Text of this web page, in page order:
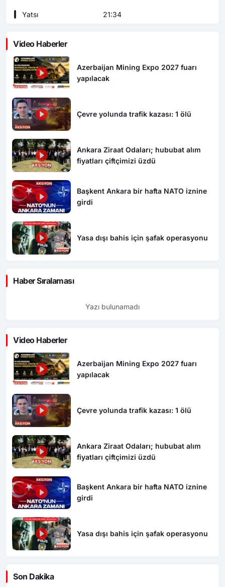
Yatsı 21:34
Video Haberler
Azerbaijan Mining Expo 2027 fuarı
yapılacak
Çevre yolunda trafik kazası: 1 ölü
Ankara Ziraat Odaları; hububat alım
fiyatları çiftçimizi üzdü
Başkent Ankara bir hafta NATO iznine
girdi
Yasa dışı bahis için şafak operasyonu
Haber Sıralaması
Yazı bulunamadı
Video Haberler
Azerbaijan Mining Expo 2027 fuarı
yapılacak
Çevre yolunda trafik kazası: 1 ölü
Ankara Ziraat Odaları; hububat alım
fiyatları çiftçimizi üzdü
Başkent Ankara bir hafta NATO iznine
girdi
Yasa dışı bahis için şafak operasyonu
Son Dakika